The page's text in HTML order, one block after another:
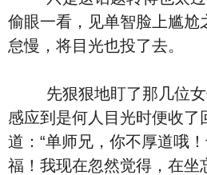
偷眼一看，见单智脸上尴尬
怠慢，将目光也投了去。
先狠狠地盯了那几位女
感应到是何人目光时便收了
道：“单师兄，你不厚道哦
福！我现在忽然觉得，在坐